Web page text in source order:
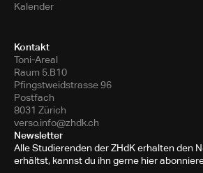
Kalender
Kontakt
Toni-Areal
Raum 5.B10
Pfingstweidstrasse 96
Postfach
8031 Zürich
verso.info@zhdk.ch
Newsletter
Alle Studierenden der ZHdK erhalten den
erhältst, kannst du ihn gerne hier